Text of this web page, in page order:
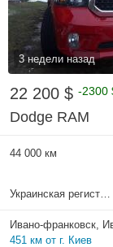
3 недели назад
22 200 $ -2300
Dodge RAM
44 000 км
Украинская регистрация
Ивано-франковск,
451 км от г. Киев